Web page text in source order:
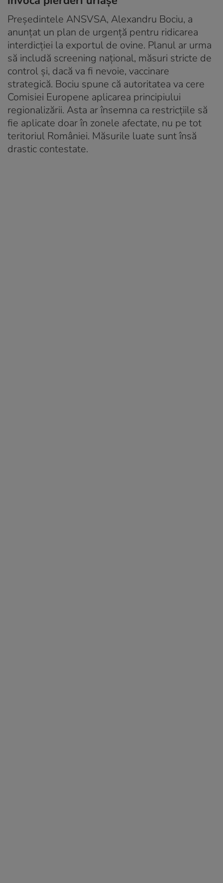
Președintele ANSVSA, Alexandru Bociu, a
anunțat un plan de urgență pentru ridicarea
interdicției la exportul de ovine. Planul ar urma
să includă screening național, măsuri stricte de
control și, dacă va fi nevoie, vaccinare
strategică. Bociu spune că autoritatea va cere
Comisiei Europene aplicarea principiului
regionalizării. Asta ar însemna ca restricțiile să
fie aplicate doar în zonele afectate, nu pe tot
teritoriul României. Măsurile luate sunt însă
drastic contestate.